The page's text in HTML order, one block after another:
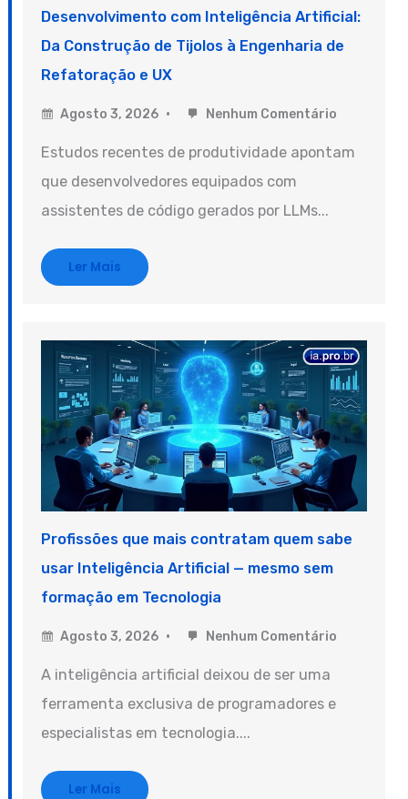
Desenvolvimento com Inteligência Artificial:
Da Construção de Tijolos à Engenharia de
Refatoração e UX
Agosto 3, 2026 Nenhum Comentário
Estudos recentes de produtividade apontam
que desenvolvedores equipados com
assistentes de código gerados por LLMs...
Ler Mais
Profissões que mais contratam quem sabe
usar Inteligência Artificial — mesmo sem
formação em Tecnologia
Agosto 3, 2026 Nenhum Comentário
A inteligência artificial deixou de ser uma
ferramenta exclusiva de programadores e
especialistas em tecnologia....
Ler Mais